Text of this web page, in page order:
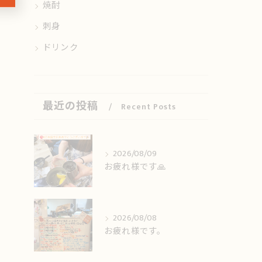
焼酎
刺身
ドリンク
最近の投稿 Recent Posts
2026/08/09
お疲れ様です🙏
2026/08/08
お疲れ様です。